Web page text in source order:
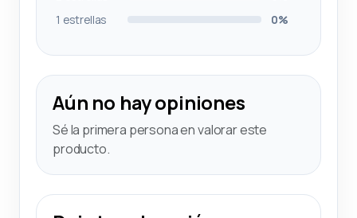
1 estrellas
0%
Aún no hay opiniones
Sé la primera persona en valorar este
producto.